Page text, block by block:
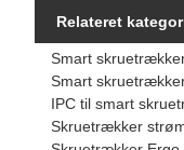
Relateret
Smart
Smart
IPC til smart
Skruetrækker